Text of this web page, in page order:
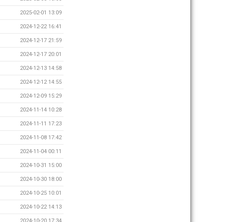
2025-02-01 13:09
2024-12-22 16:41
2024-12-17 21:59
2024-12-17 20:01
2024-12-13 14:58
2024-12-12 14:55
2024-12-09 15:29
2024-11-14 10:28
2024-11-11 17:23
2024-11-08 17:42
2024-11-04 00:11
2024-10-31 15:00
2024-10-30 18:00
2024-10-25 10:01
2024-10-22 14:13